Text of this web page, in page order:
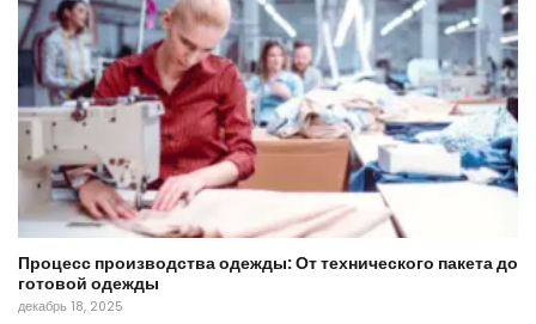
Процесс производства одежды: От технического пакета до
готовой одежды
декабрь 18, 2025